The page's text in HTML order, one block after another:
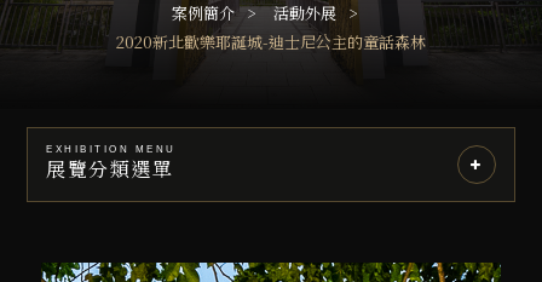
案例簡介
活動外展
2020新北歡樂耶誕城-迪士尼公主的童話森林
EXHIBITION MENU
展覽分類選單